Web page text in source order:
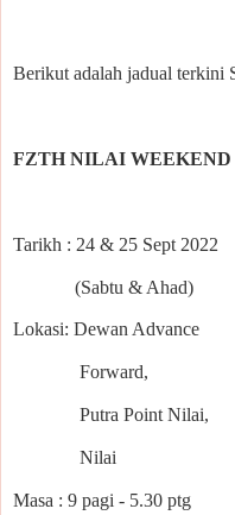
Berikut adalah jadual terkini
FZTH NILAI WEEKEND
Tarikh : 24 & 25 Sept 2022
(Sabtu & Ahad)
Lokasi: Dewan Advance
Forward,
Putra Point Nilai,
Nilai
Masa : 9 pagi - 5.30 ptg